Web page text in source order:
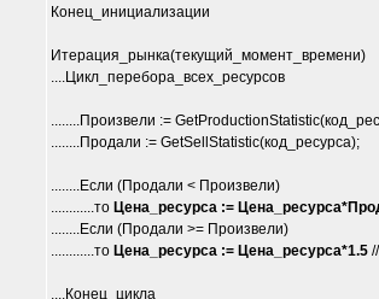
Конец_инициализации
Итерация_рынка(текущий_момент_времени)
....Цикл_перебора_всех_ресурсов
........Произвели :=
........Продали := GetSellStatistic(код_ресурса);
........Если (Продали < Произвели)
............то Цена_ресурса :=
........Если (Продали >= Произвели)
............то Цена_ресурса := Цена_ресурса*1.5
....Конец_цикла